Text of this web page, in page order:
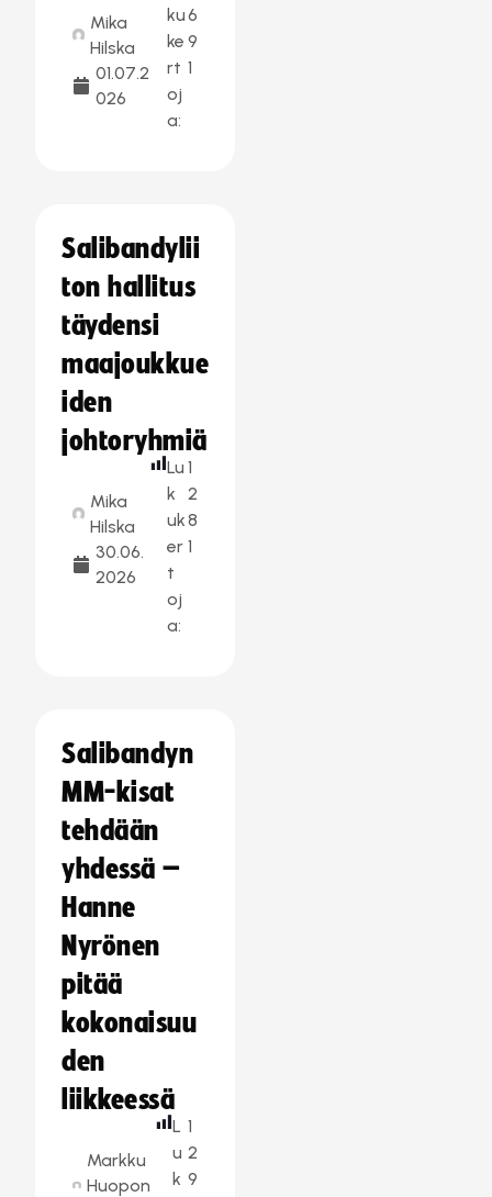
Mika
Hilska
01.07.2
026
ku
ke
rt
oj
a:
6
9
1
Salibandylii
ton hallitus
täydensi
maajoukkue
iden
johtoryhmiä
Mika
Hilska
30.06.
2026
Lu
k
uk
er
t
oj
a:
1
2
8
1
Salibandyn
MM-kisat
tehdään
yhdessä –
Hanne
Nyrönen
pitää
kokonaisuu
den
liikkeessä
Markku
Huopon
L
u
k
1
2
9